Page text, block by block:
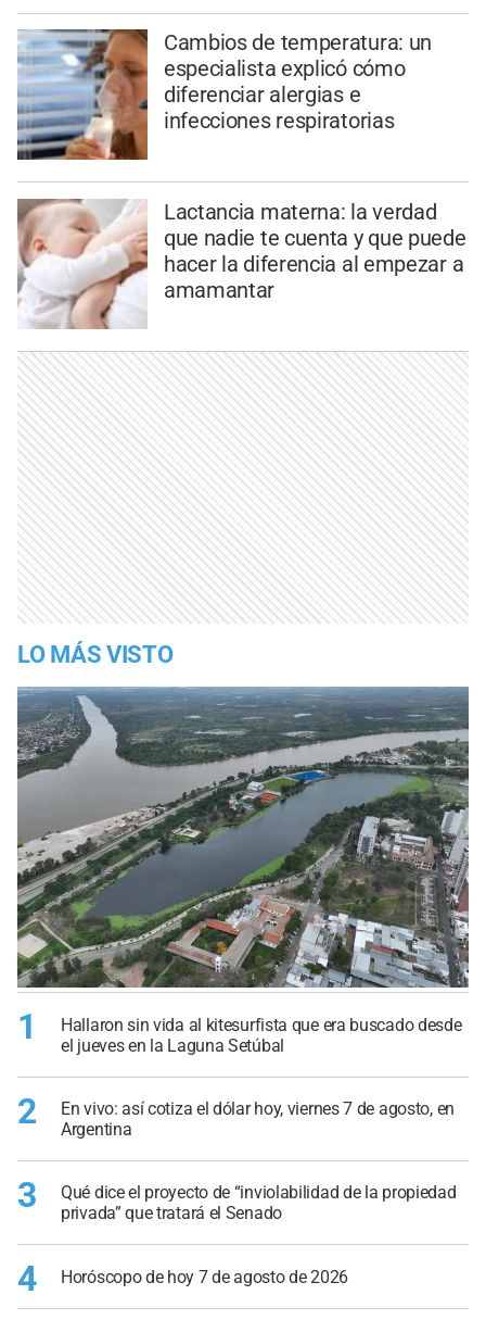
Cambios de temperatura: un
especialista explicó cómo
diferenciar alergias e
infecciones respiratorias
Lactancia materna: la verdad
que nadie te cuenta y que puede
hacer la diferencia al empezar a
amamantar
LO MÁS VISTO
1
Hallaron sin vida al kitesurfista que era buscado desde
el jueves en la Laguna Setúbal
2
En vivo: así cotiza el dólar hoy, viernes 7 de agosto, en
Argentina
3
Qué dice el proyecto de “inviolabilidad de la propiedad
privada” que tratará el Senado
4 Horóscopo de hoy 7 de agosto de 2026